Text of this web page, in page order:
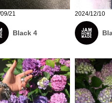
21
Black 4
2024/12/10